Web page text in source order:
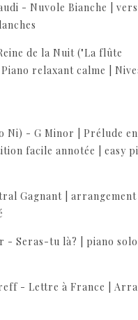
- Nuvole Bianche |
de la Nuit ("La flûte
relaxant calme |
Ni) - G Minor | Prélude
facile annotée | easy
Gagnant |
- Seras-tu là? | piano solo
- Lettre à France |